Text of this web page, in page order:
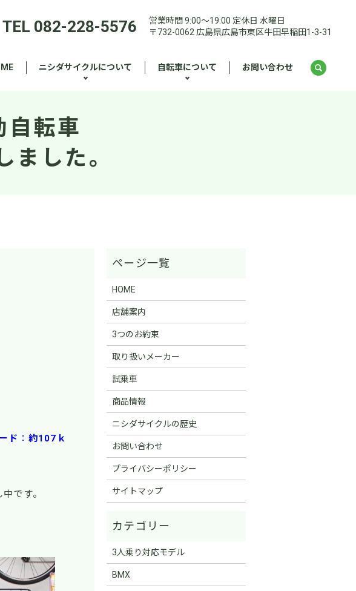
TEL 082-228-5576
営業時間 9:00～19:00 定休日 水曜日
〒732-0062 広島県広島市東区牛田早稲田1-3-31
ニシダサイクルについて 自転車について お問い合わせ
転車
ました。
ド ： 約107ｋ
です。
HOME
店舗案内
3つのお約束
取り扱いメーカー
試乗車
商品情報
ニシダサイクルの歴史
お問い合わせ
プライバシーポリシー
サイトマップ
3人乗り対応モデル
BMX